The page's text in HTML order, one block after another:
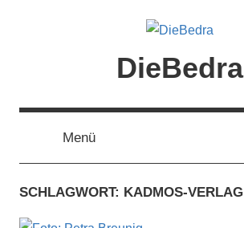
DieBedra
Menü
SCHLAGWORT: KADMOS-VERLAG